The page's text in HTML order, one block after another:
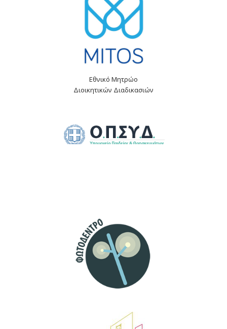
Εθνικό Μητρώο
Διοικητικών Διαδικασιών